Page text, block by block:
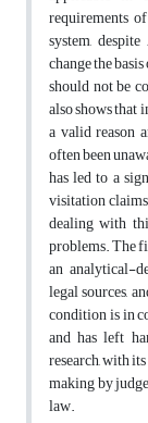
requirements
system,
change the
should not be
also shows that
a valid reason
often been
has led to a
visitation
dealing with
problems. The
an analytical-
legal sources,
condition is in
and has left
research, with
making by
law.